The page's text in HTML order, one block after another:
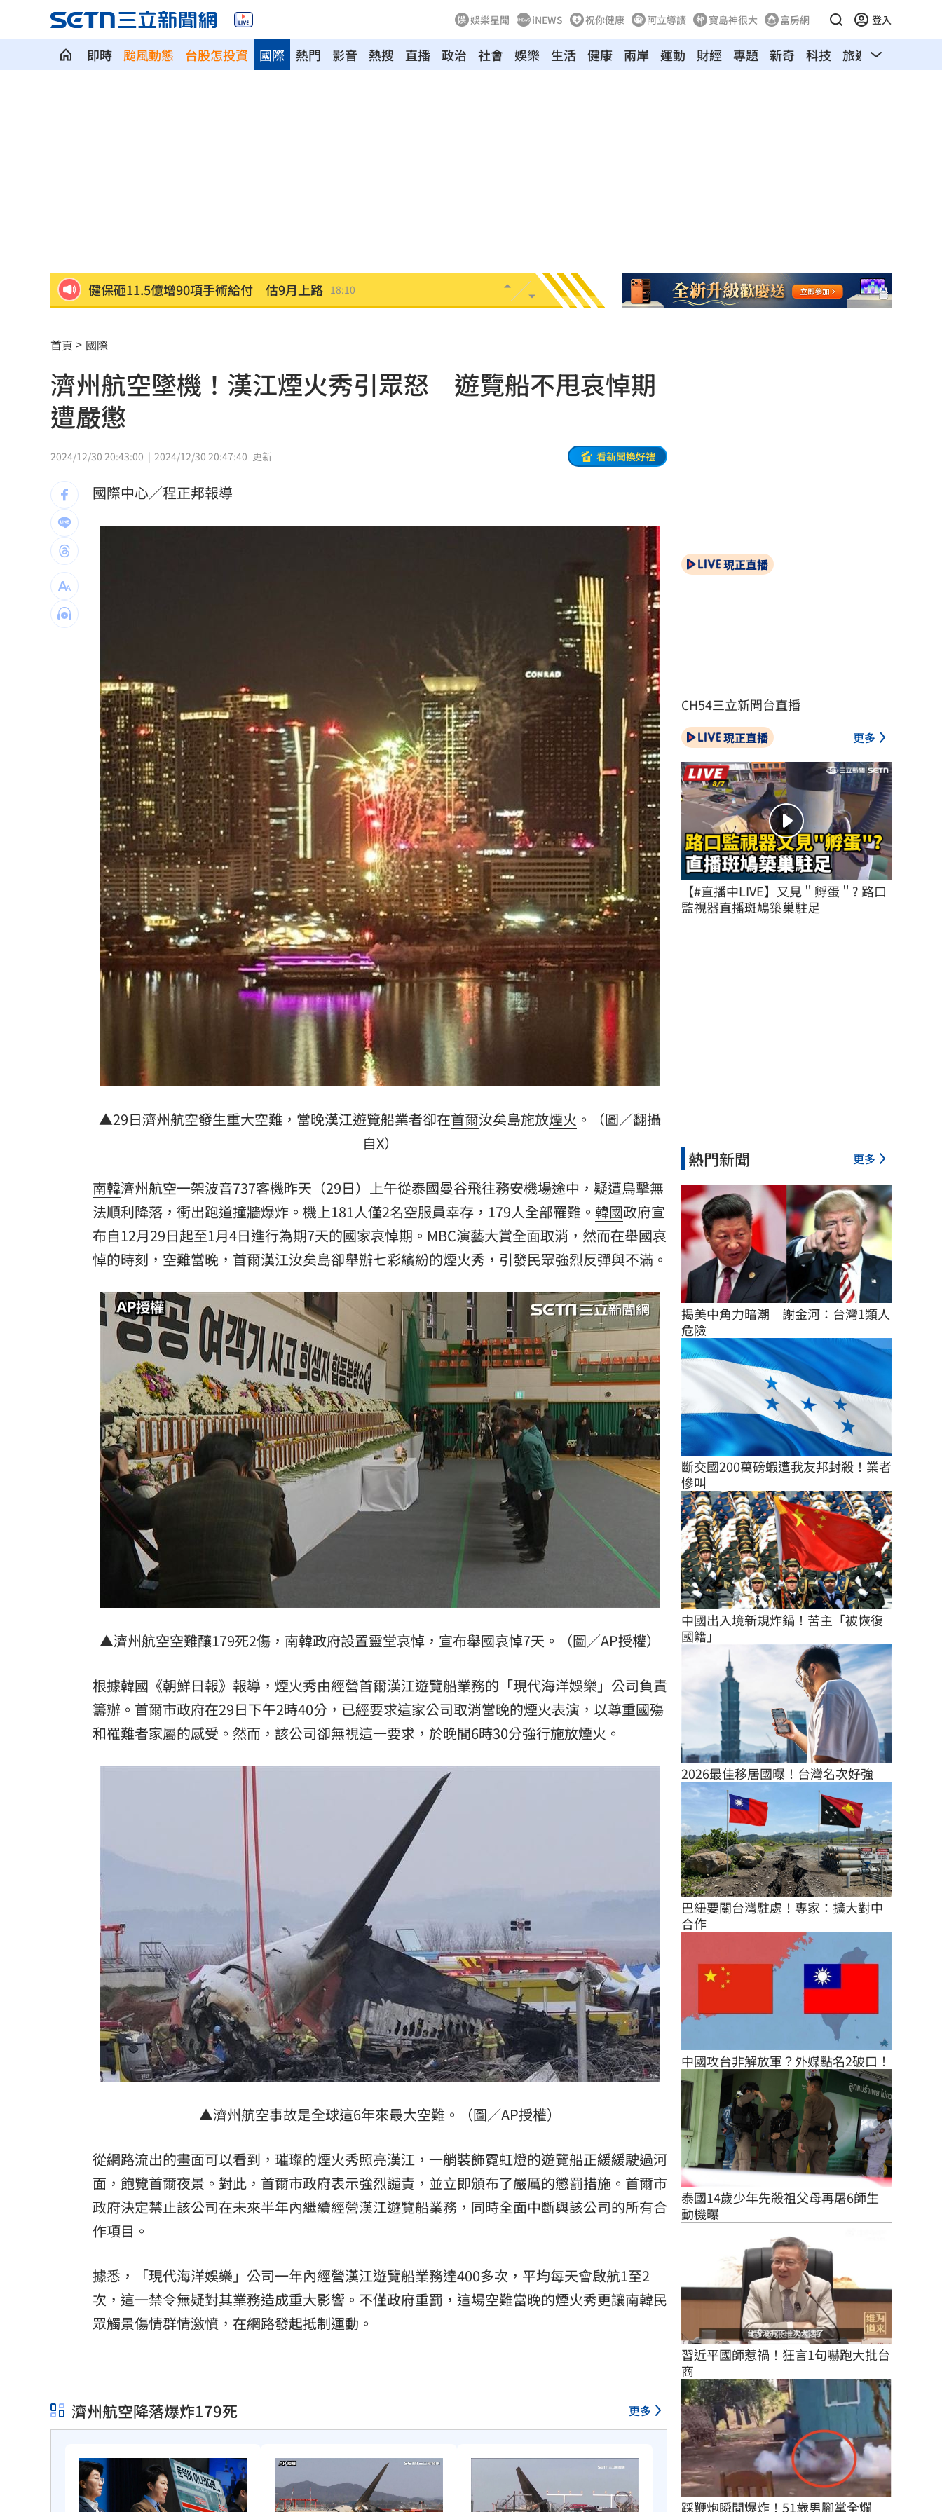
娛樂星聞 iNEWS 祝你健康 阿立導讀 寶島神很大 富房網 登入
即時 颱風動態 台股怎投資 熱門 影音 熱搜 直播 政治 社會 娛樂 生活 健康
國際 兩岸 運動 財經 專題 新奇 科技 旅遊 汽車
健保砸11.5億增90項手術給付 估9月上路 18:10
粉專謾罵林襄假女、89妹 新北男罰9千元
淡水現「龍捲風」眾人嚇壞！氣象署揭真相 18:00
影帝親密照遭外流 與男密友臉貼臉又索吻
美法院裁定白宮宴會廳停工 川普誓言上訴
NCC空窗 政院擬授權單位決行藍牙等業務
健保砸68.8億元！「這福利」最快9月上路
四國賽看見各路好手 張趙紘把握一軍機會
繼《角頭》新作 49歲黃騰浩搭魏蔓演夫妻 17:34
台灣彩券開獎直播中 20:31
LIVE三立+24小時直播 15:27
三立iNEWS新聞台線上直播 18:00
商場戰國來臨 台中「頂奢大道」逐漸成形 12:00
台彩父親節推新刮刮樂千萬頭獎超「爸」氣 12:00
「拍片人的多重宇宙」職涯論壇9/12登場！ 10:30
8國球員齊聚高雄 Formosa 7s掀足球熱潮 10:00
理想混蛋號召粉絲跨海追星吃美食！ 18:15
首頁 國際
濟州航空墜機！漢江煙火秀引眾怒 遊覽船不甩哀悼期
遭嚴懲
2024/12/30 20:43:00 2024/12/30 20:47:40 更新 看新聞換好禮
國際中心／程正邦報導
▲29日濟州航空發生重大空難，當晚漢江遊覽船業者卻在首爾汝矣島施放煙火 。（圖／翻攝
自X）
南韓濟州航空一架波音737客機昨天（29日）上午從泰國曼谷飛往務安機場途中，疑遭鳥擊無
法順利降落，衝出跑道撞牆爆炸。機上181人僅2名空服員幸存，179人全部罹難。 韓國政府宣
布自12月29日起至1月4日進行為期7天的國家哀悼期。 MBC演藝大賞全面取消，然而在舉國哀
悼的時刻，空難當晚，首爾漢江汝矣島卻舉辦七彩繽紛的煙火秀，引發民眾強烈反彈與不滿。
▲濟州航空空難釀179死2傷，南韓政府設置靈堂哀悼，宣布舉國哀悼7天。（圖／AP授權）
根據韓國《朝鮮日報》報導，煙火秀由經營首爾漢江遊覽船業務的「現代海洋娛樂」公司負責
籌辦。 首爾市政府在29日下午2時40分，已經要求這家公司取消當晚的煙火表演，以尊重國殤
和罹難者家屬的感受。然而，該公司卻無視這一要求，於晚間6時30分強行施放煙火。
▲濟州航空事故是全球這6年來最大空難。（圖／AP授權）
從網路流出的畫面可以看到，璀璨的煙火秀照亮漢江，一艄裝飾霓虹燈的遊覽船正緩緩駛過河
面，飽覽首爾夜景。對此，首爾市政府表示強烈譴責，並立即頒布了嚴厲的懲罰措施。首爾市
政府決定禁止該公司在未來半年內繼續經營漢江遊覽船業務，同時全面中斷與該公司的所有合
作項目。
據悉，「現代海洋娛樂」公司一年內經營漢江遊覽船業務達400多次，平均每天會啟航1至2
次，這一禁令無疑對其業務造成重大影響。不僅政府重罰，這場空難當晚的煙火秀更讓南韓民
眾觸景傷情群情激憤，在網路發起抵制運動。
濟州航空降落爆炸179死 更多
現正直播
CH54三立新聞台直播
現正直播 更多
【#直播中LIVE】又見＂孵蛋＂? 路口
監視器直播斑鳩築巢駐足
熱門新聞 更多
揭美中角力暗潮　謝金河：台灣1類人
危險
斷交國200萬磅蝦遭我友邦封殺！業者
慘叫
中國出入境新規炸鍋！苦主「被恢復
國籍」
2026最佳移居國曝！台灣名次好強
巴紐要關台灣駐處！專家：擴大對中
合作
中國攻台非解放軍？外媒點名2破口！
泰國14歲少年先殺祖父母再屠6師生
動機曝
習近平國師惹禍！狂言1句嚇跑大批台
商
踩鞭炮瞬間爆炸！51歲男腳掌全爛